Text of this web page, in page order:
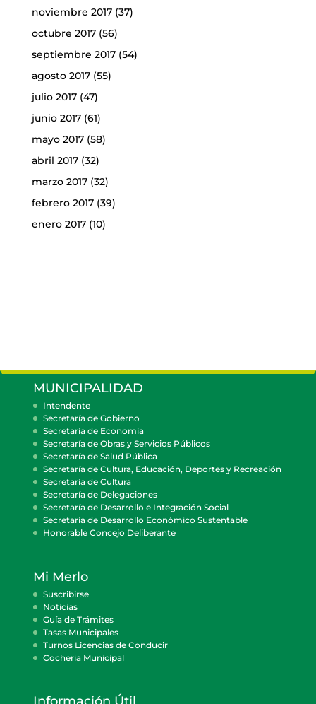
noviembre 2017(37)
octubre 2017(56)
septiembre 2017(54)
agosto 2017(55)
julio 2017(47)
junio 2017(61)
mayo 2017(58)
abril 2017(32)
marzo 2017(32)
febrero 2017(39)
enero 2017(10)
MUNICIPALIDAD
Intendente
Secretaría de Gobierno
Secretaría de Economía
Secretaría de Obras y Servicios Públicos
Secretaría de Salud Pública
Secretaría de Cultura, Educación, Deportes y Recreación
Secretaría de Cultura
Secretaría de Delegaciones
Secretaría de Desarrollo e Integración Social
Secretaría de Desarrollo Económico Sustentable
Honorable Concejo Deliberante
Mi Merlo
Suscribirse
Noticias
Guía de Trámites
Tasas Municipales
Turnos Licencias de Conducir
Cocheria Municipal